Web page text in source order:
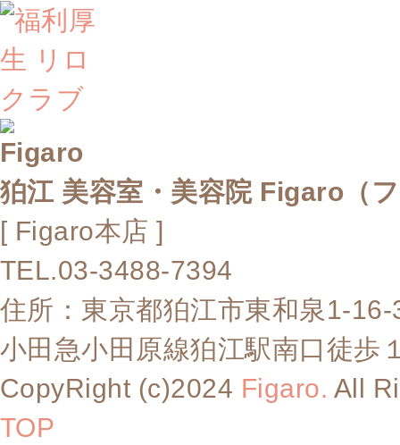
狛江 美容室・美容院 Figaro（
[ Figaro本店 ]
TEL.03-3488-7394
住所：東京都狛江市東和泉1-16-
小田急小田原線狛江駅南口徒歩
CopyRight (c)2024 Figaro. All
TOP